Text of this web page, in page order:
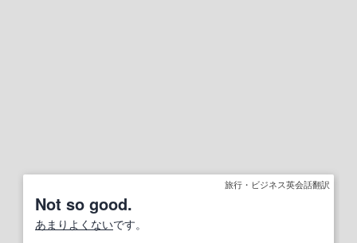
旅行・ビジネス英会話翻訳
Not so good.
あまりよくないです。